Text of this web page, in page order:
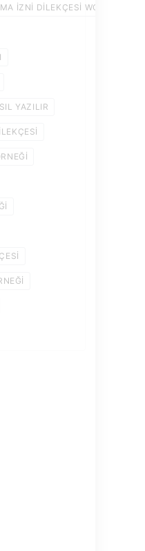
IZNI DILEKÇESI WORD
YAZILIR